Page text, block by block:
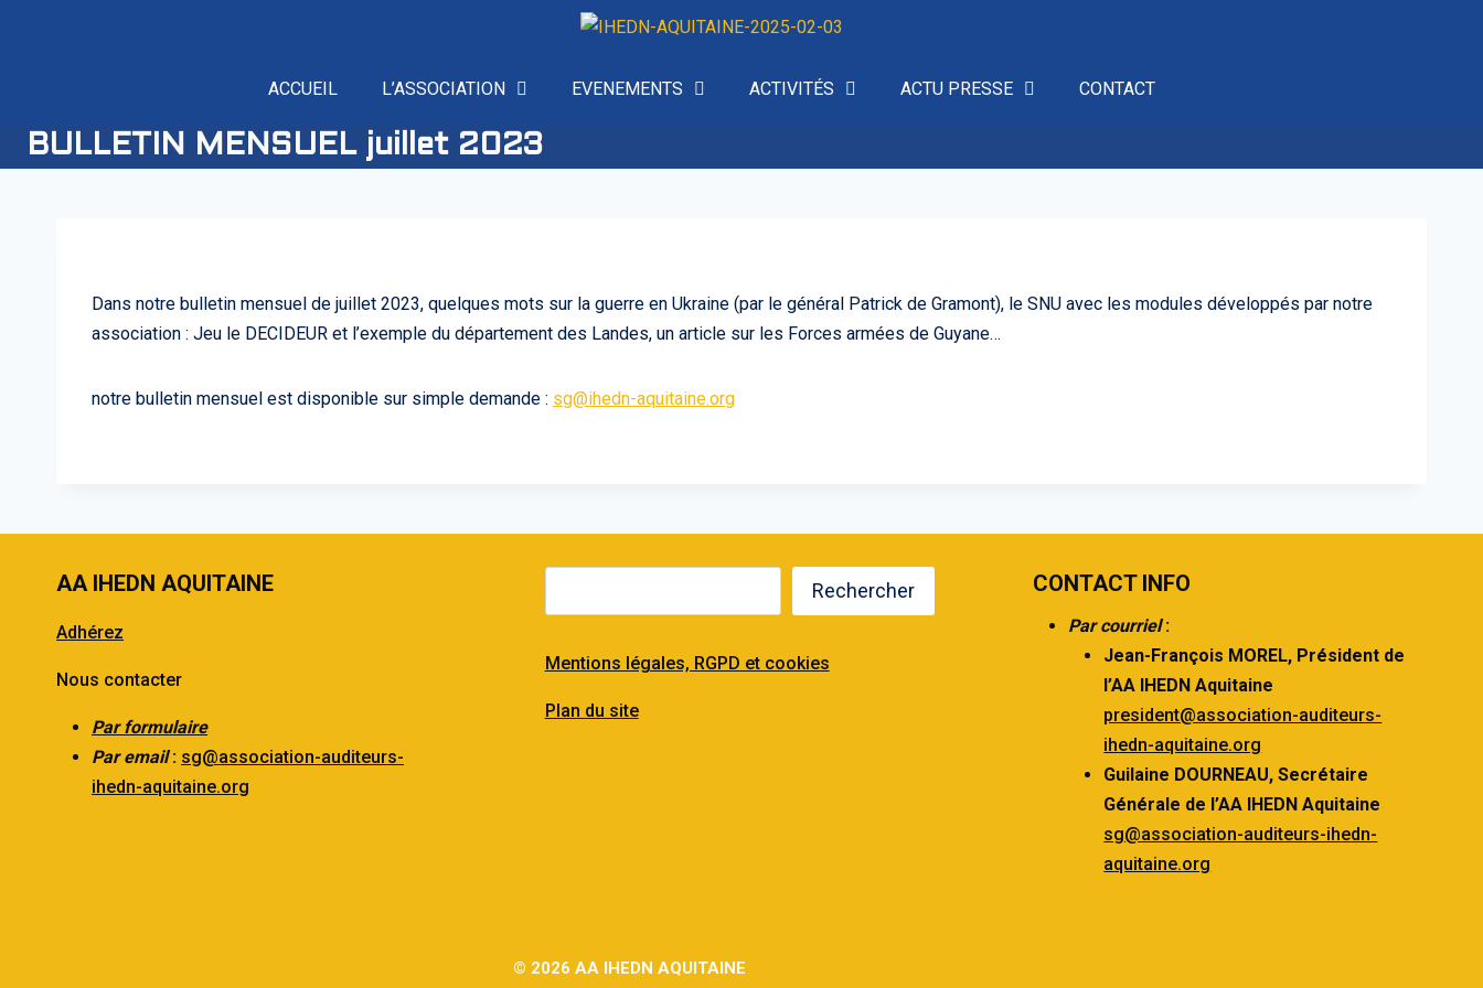
ACCUEIL L’ASSOCIATION EVENEMENTS ACTIVITÉS ACTU PRESSE CONTACT
BULLETIN MENSUEL juillet 2023
Dans notre bulletin mensuel de juillet 2023, quelques mots sur la guerre en Ukraine (par le général Patrick de Gramont), le SNU avec les modules développés par notre
association : Jeu le DECIDEUR et l’exemple du département des Landes, un article sur les Forces armées de Guyane…
notre bulletin mensuel est disponible sur simple demande : sg@ihedn-aquitaine.org
AA IHEDN AQUITAINE
Adhérez
Nous contacter
Par formulaire
Par email: sg@association-auditeurs-
ihedn-aquitaine.org
Rechercher
Mentions légales, RGPD et cookies
Plan du site
CONTACT INFO
Par courriel:
Jean-François MOREL, Président de
l’AA IHEDN Aquitaine
president@association-auditeurs-
ihedn-aquitaine.org
Guilaine DOURNEAU,Secrétaire
Générale de l’AA IHEDN Aquitaine
sg@association-auditeurs-ihedn-
aquitaine.org
© 2026 AA IHEDN AQUITAINE